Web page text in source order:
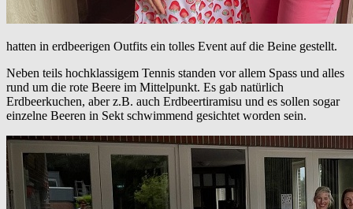
hatten in erdbeerigen Outfits ein tolles Event auf die Beine gestellt.
Neben teils hochklassigem Tennis standen vor allem Spass und alles
rund um die rote Beere im Mittelpunkt. Es gab natürlich
Erdbeerkuchen, aber z.B. auch Erdbeertiramisu und es sollen sogar
einzelne Beeren in Sekt schwimmend gesichtet worden sein.